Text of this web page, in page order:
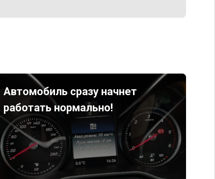
Автомобиль сразу начнет
работать нормально!